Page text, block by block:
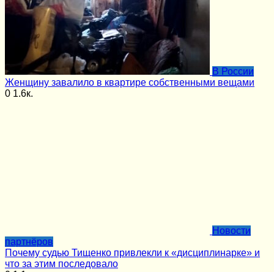
В России
Женщину завалило в квартире собственными вещами
0 1.6к.
Новости
партнёров
Почему судью Тищенко привлекли к «дисциплинарке» и
что за этим последовало